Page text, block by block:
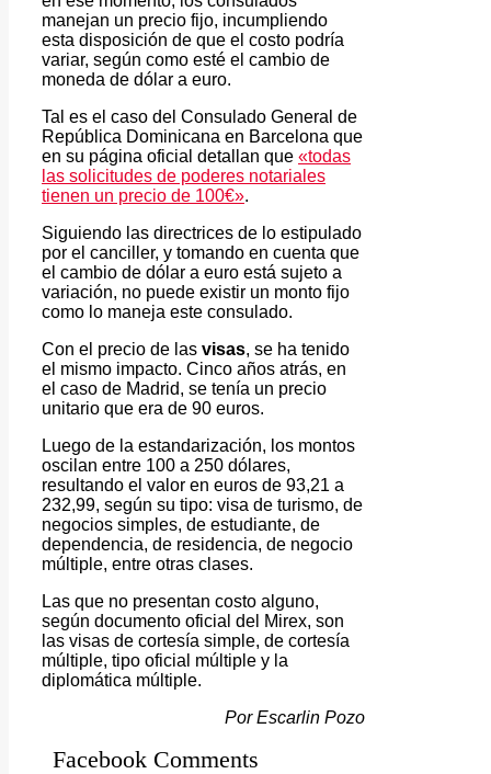
manejan un precio fijo, incumpliendo
esta disposición de que el costo podría
variar, según como esté el cambio de
moneda de dólar a euro.
Tal es el caso del Consulado General de
República Dominicana en Barcelona que
en su página oficial detallan que «todas
las solicitudes de poderes notariales
tienen un precio de 100€».
Siguiendo las directrices de lo estipulado
por el canciller, y tomando en cuenta que
el cambio de dólar a euro está sujeto a
variación, no puede existir un monto fijo
como lo maneja este consulado.
Con el precio de las visas, se ha tenido
el mismo impacto. Cinco años atrás, en
el caso de Madrid, se tenía un precio
unitario que era de 90 euros.
Luego de la estandarización, los montos
oscilan entre 100 a 250 dólares,
resultando el valor en euros de 93,21 a
232,99, según su tipo: visa de turismo, de
negocios simples, de estudiante, de
dependencia, de residencia, de negocio
múltiple, entre otras clases.
Las que no presentan costo alguno,
según documento oficial del Mirex, son
las visas de cortesía simple, de cortesía
múltiple, tipo oficial múltiple y la
diplomática múltiple.
Por Escarlin Pozo
Facebook Comments